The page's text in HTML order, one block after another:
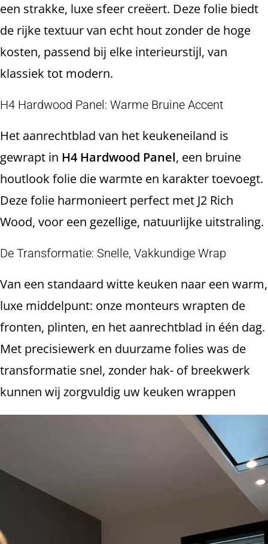
een strakke, luxe sfeer creëert. Deze folie biedt
de rijke textuur van echt hout zonder de hoge
kosten, passend bij elke interieurstijl, van
klassiek tot modern.
H4 Hardwood Panel: Warme Bruine Accent
Het aanrechtblad van het keukeneiland is
gewrapt in H4 Hardwood Panel, een bruine
houtlook folie die warmte en karakter toevoegt.
Deze folie harmonieert perfect met J2 Rich
Wood, voor een gezellige, natuurlijke uitstraling.
De Transformatie: Snelle, Vakkundige Wrap
Van een standaard witte keuken naar een warm,
luxe middelpunt: onze monteurs wrapten de
fronten, plinten, en het aanrechtblad in één dag.
Met precisiewerk en duurzame folies was de
transformatie snel, zonder hak- of breekwerk
kunnen wij zorgvuldig uw keuken wrappen